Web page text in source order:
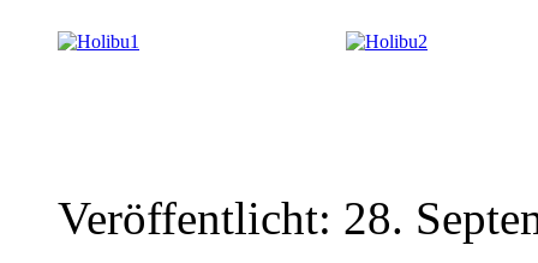
Veröffentlicht: 28.